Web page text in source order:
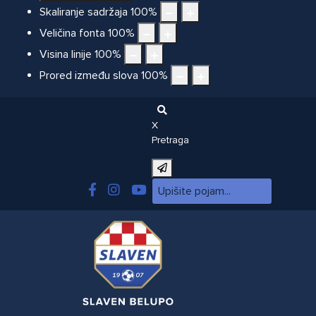
Skaliranje sadržaja 100%
Veličina fonta 100%
Visina linije 100%
Prored između slova 100%
X
Pretraga